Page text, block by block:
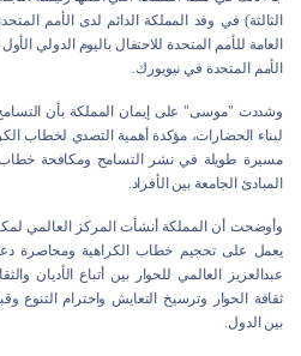
الثالثة) في وفد المملكة الدائم لدى الأمم
العامة للأمم المتحدة للاحتفال باليوم الدولي
الأمم المتحدة في نيويورك.
وشددت "موسى" على إيمان المملكة بأن
لبناء الحضارات، مؤكدة أهمية التصدي لخطاب
مسيرة طويلة في نشر التسامح ومكافحة خطاب
المبادئ الجامعة بين الأفراد.
وأوضحت أن المملكة أنشأت المركز العالمي
يعمل على تحجيم خطاب الكراهية ومحاصرة
عبدالعزيز العالمي للحوار بين أتباع الأديان
ثقافة الحوار وترسيخ التعايش واحترام التنوع
بين الدول.